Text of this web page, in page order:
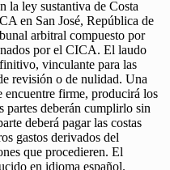
la ley sustantiva de Costa
en San José, República de
arbitral compuesto por
por el CICA. El laudo
vinculante para las
revisión o de nulidad. Una
encuentre firme, producirá los
partes deberán cumplirlo sin
deberá pagar las costas
gastos derivados del
que procedieren. El
en idioma español.